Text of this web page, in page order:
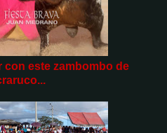
con este zambombo de